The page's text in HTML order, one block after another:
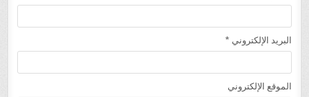
البريد الإلكتروني *
الموقع الإلكتروني